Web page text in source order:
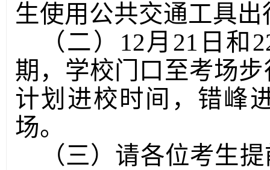
生使用公共交通工具出
（二）12月21 日和2
期，学校门口至考场
计划进校时间，错峰
场。
（三）请各位考生